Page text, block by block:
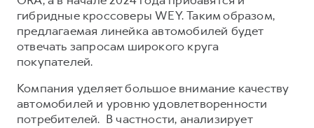
HAVAL Лизинг
АКСЕССУАРЫ HAVAL
Автомобильные аксессуары
Коллекция PRO
АКСЕССУАРЫ HAVAL
Автомобильные аксессуары
Коллекция PRO
Коллекция Базовая
Коллекция Детская
гибридные кроссоверы WEY. Таким образом,
предлагаемая линейка автомобилей будет
отвечать запросам широкого круга
покупателей.
Компания уделяет большое внимание качеству
автомобилей и уровню удовлетворенности
потребителей. В частности, анализирует